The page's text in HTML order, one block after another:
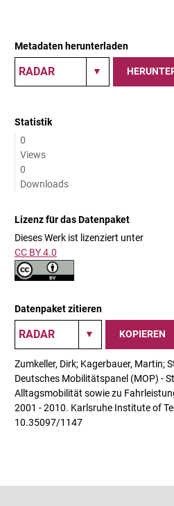
Metadaten herunterladen
Statistik
0
Views
0
Downloads
Lizenz für das Datenpaket
Dieses Werk ist lizenziert unter
CC BY 4.0
Datenpaket zitieren
KOPIEREN
Zumkeller, Dirk; Kagerbauer, Martin;
Deutsches Mobilitätspanel (MOP) -
Alltagsmobilität sowie zu
2001 - 2010. Karlsruhe Institute of
10.35097/1147